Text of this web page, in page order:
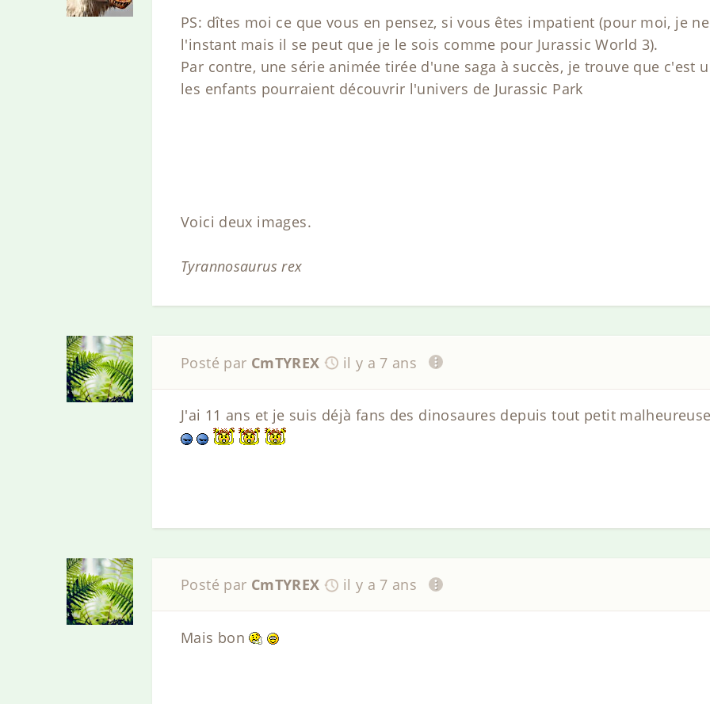
PS: dîtes moi ce que vous en pensez, si vous êtes impatient (pour moi, je
l'instant mais il se peut que je le sois comme pour Jurassic World 3).
Par contre, une série animée tirée d'une saga à succès, je trouve que c'est
les enfants pourraient découvrir l'univers de Jurassic Park
Voici deux images.
Tyrannosaurus rex
Posté par CmTYREX il y a 7 ans
J'ai 11 ans et je suis déjà fans des dinosaures depuis tout petit
Posté par CmTYREX il y a 7 ans
Mais bon